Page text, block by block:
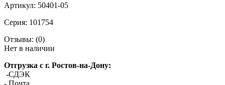
Артикул: 50401-05
Серия: 101754
Отзывы: (0)
Нет в наличии
Отгрузка с г. Ростов-на-Дону:
-СДЭК
- Почта